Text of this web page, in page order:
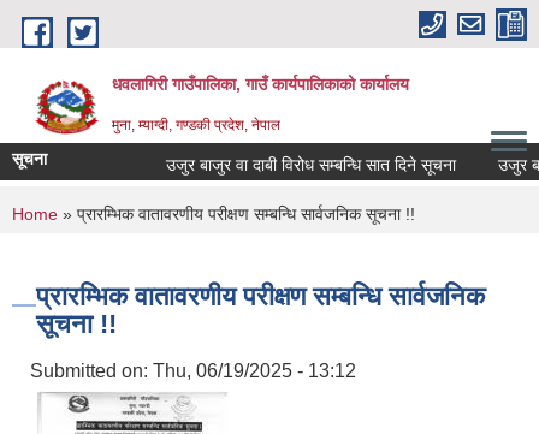
Skip to main content
धवलागिरी गाउँपालिका, गाउँ कार्यपालिकाको कार्यालय
मुना, म्याग्दी, गण्डकी प्रदेश, नेपाल
सूचना उजुर बाजुर वा दाबी विरोध सम्बन्धि सात दिने सूचना उजुर
You are here
Home » प्रारम्भिक वातावरणीय परीक्षण सम्बन्धि सार्वजनिक सूचना !!
प्रारम्भिक वातावरणीय परीक्षण सम्बन्धि सार्वजनिक
सूचना !!
Submitted on: Thu, 06/19/2025 - 13:12